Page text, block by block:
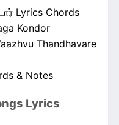
Lyrics Chords
Kondor
Thandhavare
& Notes
Lyrics